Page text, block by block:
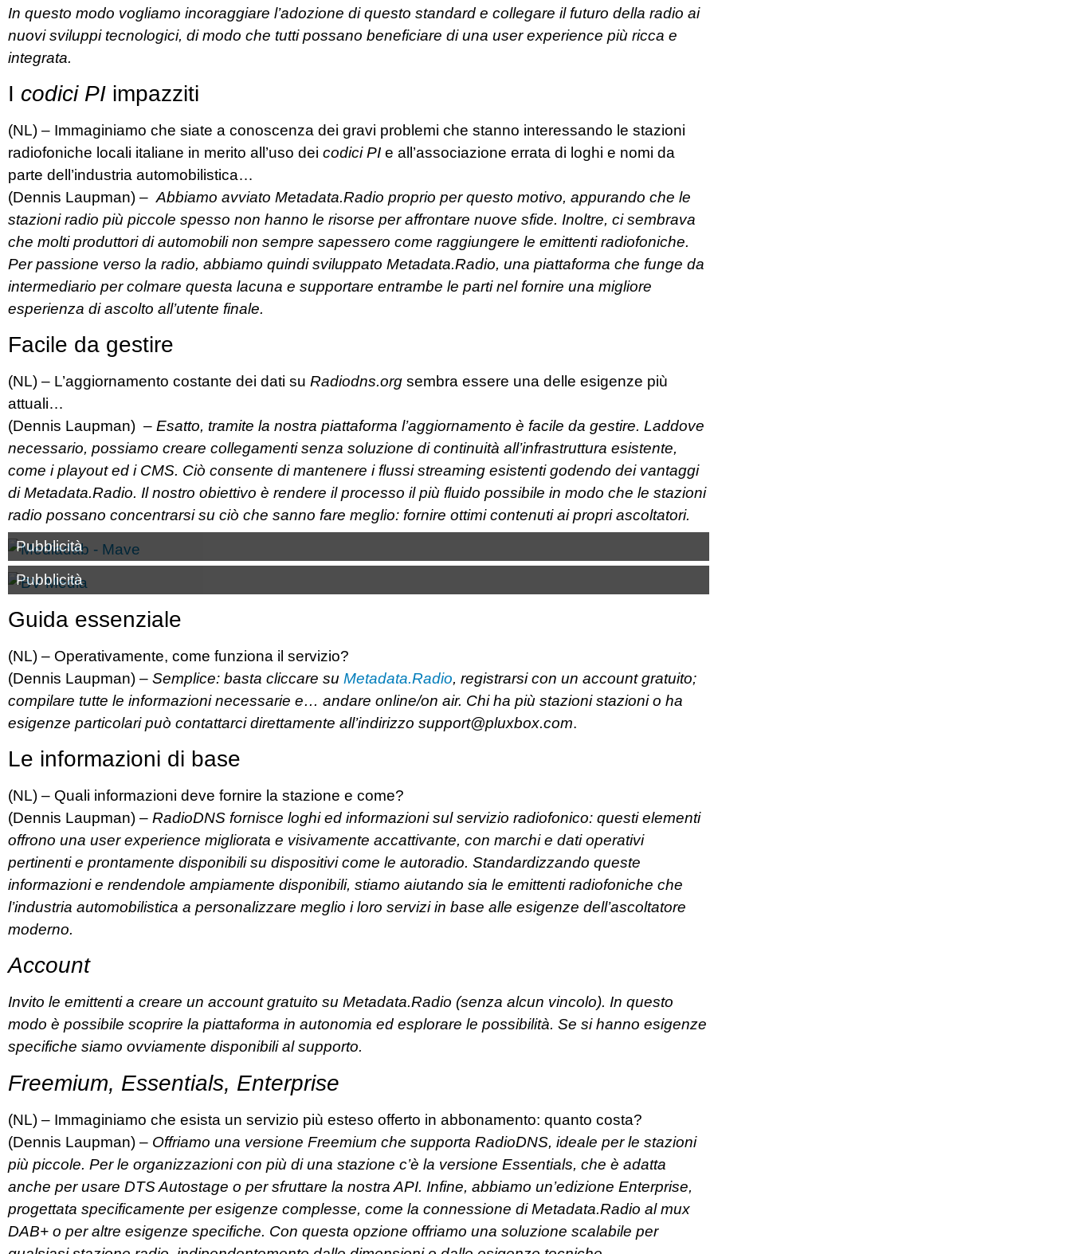
In questo modo vogliamo incoraggiare l’adozione di questo standard e collegare il futuro della radio ai
nuovi sviluppi tecnologici, di modo che tutti possano beneficiare di una user experience più ricca e
integrata.
I codici PI impazziti
(NL) – Immaginiamo che siate a conoscenza dei gravi problemi che stanno interessando le stazioni
radiofoniche locali italiane in merito all’uso dei codici PI e all’associazione errata di loghi e nomi da
parte dell’industria automobilistica…
(Dennis Laupman) – Abbiamo avviato Metadata.Radio proprio per questo motivo, appurando che le
stazioni radio più piccole spesso non hanno le risorse per affrontare nuove sfide. Inoltre, ci sembrava
che molti produttori di automobili non sempre sapessero come raggiungere le emittenti radiofoniche.
Per passione verso la radio, abbiamo quindi sviluppato Metadata.Radio, una piattaforma che funge da
intermediario per colmare questa lacuna e supportare entrambe le parti nel fornire una migliore
esperienza di ascolto all’utente finale.
Facile da gestire
(NL) – L’aggiornamento costante dei dati su Radiodns.org sembra essere una delle esigenze più
attuali…
(Dennis Laupman) – Esatto, tramite la nostra piattaforma l’aggiornamento è facile da gestire. Laddove
necessario, possiamo creare collegamenti senza soluzione di continuità all’infrastruttura esistente,
come i playout ed i CMS. Ciò consente di mantenere i flussi streaming esistenti godendo dei vantaggi
di Metadata.Radio. Il nostro obiettivo è rendere il processo il più fluido possibile in modo che le stazioni
radio possano concentrarsi su ciò che sanno fare meglio: fornire ottimi contenuti ai propri ascoltatori.
Pubblicità
Pubblicità
Guida essenziale
(NL) – Operativamente, come funziona il servizio?
(Dennis Laupman) – Semplice: basta cliccare su Metadata.Radio, registrarsi con un account gratuito;
compilare tutte le informazioni necessarie e… andare online/on air. Chi ha più stazioni stazioni o ha
esigenze particolari può contattarci direttamente all’indirizzo support@pluxbox.com.
Le informazioni di base
(NL) – Quali informazioni deve fornire la stazione e come?
(Dennis Laupman) – RadioDNS fornisce loghi ed informazioni sul servizio radiofonico: questi elementi
offrono una user experience migliorata e visivamente accattivante, con marchi e dati operativi
pertinenti e prontamente disponibili su dispositivi come le autoradio. Standardizzando queste
informazioni e rendendole ampiamente disponibili, stiamo aiutando sia le emittenti radiofoniche che
l’industria automobilistica a personalizzare meglio i loro servizi in base alle esigenze dell’ascoltatore
moderno.
Account
Invito le emittenti a creare un account gratuito su Metadata.Radio (senza alcun vincolo). In questo
modo è possibile scoprire la piattaforma in autonomia ed esplorare le possibilità. Se si hanno esigenze
specifiche siamo ovviamente disponibili al supporto.
Freemium, Essentials, Enterprise
(NL) – Immaginiamo che esista un servizio più esteso offerto in abbonamento: quanto costa?
(Dennis Laupman) – Offriamo una versione Freemium che supporta RadioDNS, ideale per le stazioni
più piccole. Per le organizzazioni con più di una stazione c’è la versione Essentials, che è adatta
anche per usare DTS Autostage o per sfruttare la nostra API. Infine, abbiamo un’edizione Enterprise,
progettata specificamente per esigenze complesse, come la connessione di Metadata.Radio al mux
DAB+ o per altre esigenze specifiche. Con questa opzione offriamo una soluzione scalabile per